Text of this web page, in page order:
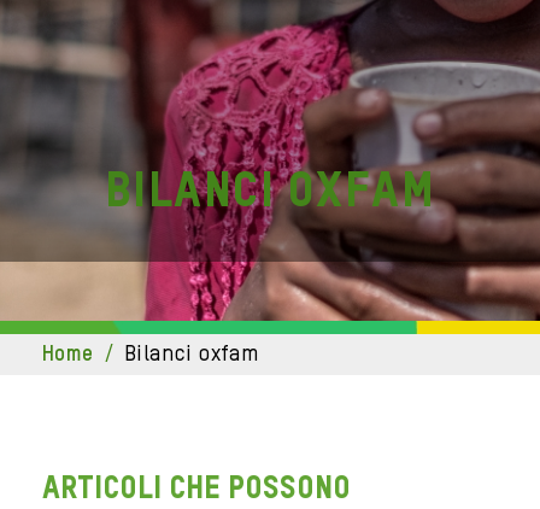
bilanci oxfam
home / bilanci oxfam
ARTICOLI CHE POSSONO